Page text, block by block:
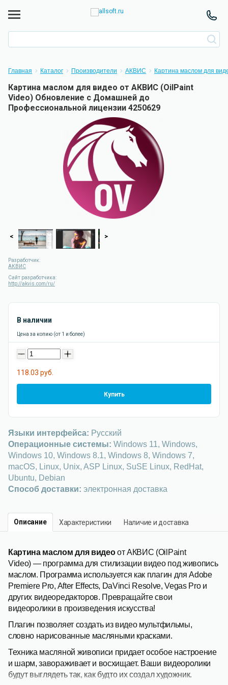
Главная Каталог Производители АКВИС Картина маслом для
Картина маслом для видео от АКВИС (OilPaint
Video) Обновление с Домашней до
Профессиональной лицензии 4250629
< >
Разработчик:
АКВИС
Сайт разработчика:
http://akvis.com/ru/
В наличии
Цена за копию (от 1 и более)
- +
118.03 руб.
Купить
Языки интерфейса: Русский
Операционные системы: Windows 11, Windows,
Windows 10, Windows 8.1, Windows 8, Windows 7,
macOS, Linux, Unix, ASP Linux, SuSE Linux, RedHat,
Ubuntu, Debian
Способ доставки: электронная доставка
Описание Характеристики Наличие и доставка
Картина маслом для видеоот АКВИС (OilPaint
Video) — программа для стилизации видео под живопись
маслом. Программа используется как плагин для Adobe
Premiere Pro, After Effects, DaVinci Resolve, Vegas Pro и
других видеоредакторов. Превращайте свои
видеоролики в произведения искусства!
Плагин позволяет создать из видео мультфильмы,
словно нарисованные масляными красками.
Техника масляной живописи придает особое настроение
и шарм, завораживает и восхищает. Ваши видеоролики
будут выглядеть так, как будто их создал художник.